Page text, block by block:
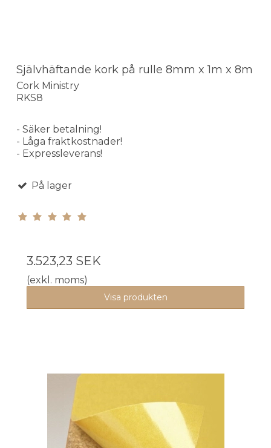
Självhäftande kork på rulle 8mm x 1m x 8m
Cork Ministry
RKS8
- Säker betalning!
- Låga fraktkostnader!
- Expressleverans!
På lager
3.523,23 SEK
(exkl. moms)
Visa produkten